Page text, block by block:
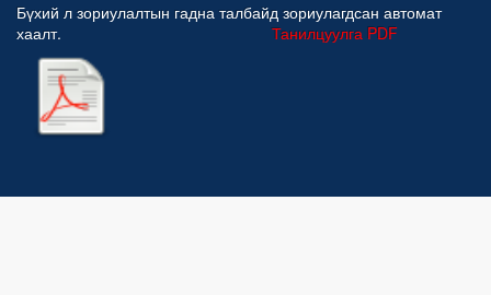
Бүхий л зориулалтын гадна талбайд зориулагдсан автомат
хаалт. Танилцуулга PDF